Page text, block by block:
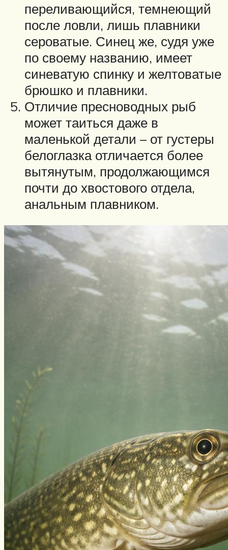
переливающийся, темнеющий
после ловли, лишь плавники
сероватые. Синец же, судя уже
по своему названию, имеет
синеватую спинку и желтоватые
брюшко и плавники.
Отличие пресноводных рыб
может таиться даже в
маленькой детали – от густеры
белоглазка отличается более
вытянутым, продолжающимся
почти до хвостового отдела,
анальным плавником.